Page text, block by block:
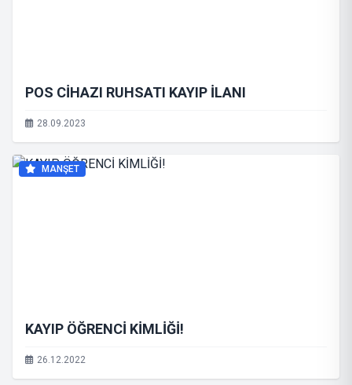
POS CİHAZI RUHSATI KAYIP İLANI
28.09.2023
MANŞET
KAYIP ÖĞRENCİ KİMLİĞİ!
26.12.2022